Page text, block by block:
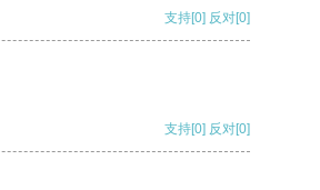
支持[0] 反对[0]
支持[0] 反对[0]